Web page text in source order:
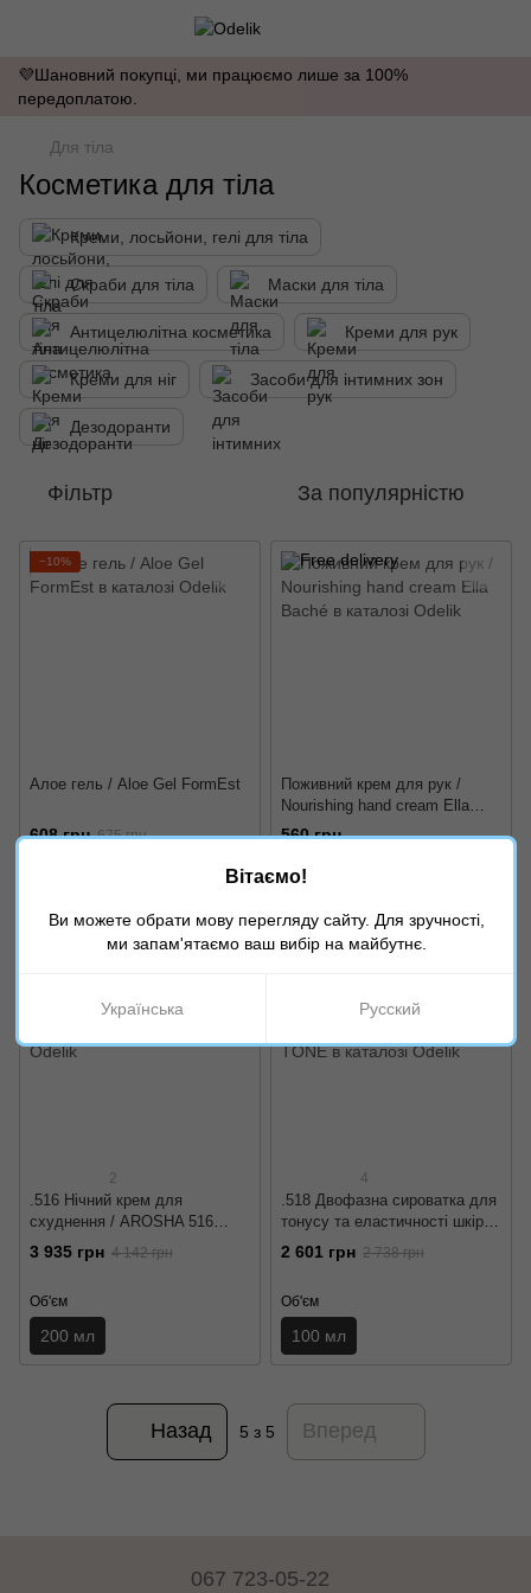
💜Шановний покупці, ми працюємо лише за 100%
передоплатою.
Для тіла
Косметика для тіла
Креми, лосьйони, гелі для тіла
Скраби для тіла Маски для тіла
Антицелюлітна косметика Креми для рук
Креми для ніг Засоби для інтимних зон
Дезодоранти
Фільтр За популярністю
−10%
Алое гель / Aloe Gel FormEst
608 грн 675 грн
200 мл
Поживний крем для рук /
Nourishing hand cream Ella
Baché
560 грн
Об'єм
30 мл
2
.516 Нічний крем для
схуднення / AROSHA 516
CELLUNIGHT
3 935 грн 4 142 грн
Об'єм
200 мл
4
.518 Двофазна сироватка для
тонусу та еластичності шкіри
тіла / AROSHA .518 B-TONE
2 601 грн 2 738 грн
Об'єм
100 мл
Назад 5 з 5 Вперед
067 723-05-22
Вітаємо!
Ви можете обрати мову перегляду сайту. Для зручності,
ми запам'ятаємо ваш вибір на майбутнє.
Українська Русский